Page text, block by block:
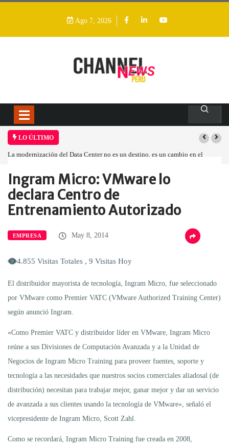
Ago 7, 2026
LO ÚLTIMO
La modernización del Data Center no es un destino, es un cambio en el
Home
Empresa Ingram Micro: VMware…
Ingram Micro: VMware lo
declara Centro de
Entrenamiento Autorizado
EMPRESA May 8, 2014
4.855 Visitas Totales , 9 Visitas Hoy
El distribuidor mayorista de tecnología, Ingram Micro, fue seleccionado
por VMware como Premier VATC (VMware Authorized Training Center)
según anunció Ingram.
«Como Premier VATC y distribuidor líder en VMware, Ingram Micro
reúne a sus Divisiones de Computación Avanzada y a la Unidad de
Negocios de Ingram Micro Training para proveer fuentes, soporte y
tecnología a las necesidades que nuestros socios comerciales aliadosal (de
distribución) necesitan para trabajar mejor, ganar mejor y dar un servicio
de avanzada a sus clientes usando la tecnología de VMware», señaló el
vicepresidente de Ingram Micro, Scott Zahl.
Como se recordará, Ingram Micro Training fue creada en 2008,